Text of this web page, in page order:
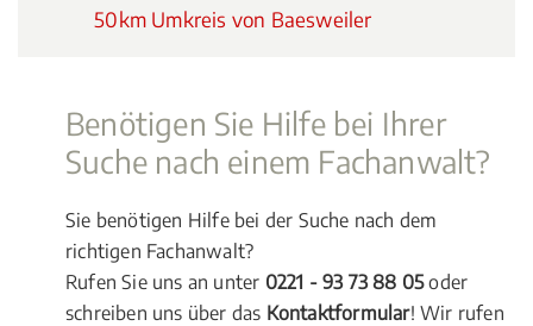
50km Umkreis von Baesweiler
Benötigen Sie Hilfe bei Ihrer
Suche nach einem Fachanwalt?
Sie benötigen Hilfe bei der Suche nach dem
richtigen Fachanwalt?
Rufen Sie uns an unter 0221 - 93 73 88 05oder
schreiben uns über das Kontaktformular! Wir rufen